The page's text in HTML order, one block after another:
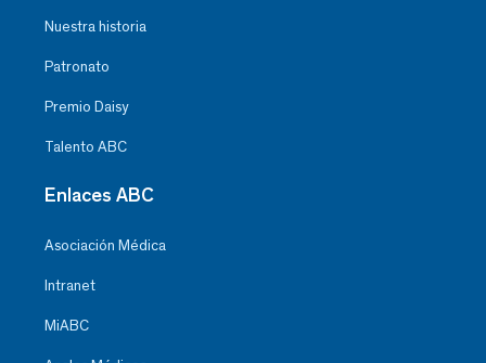
Nuestra historia
Patronato
Premio Daisy
Talento ABC
Enlaces ABC
Asociación Médica
Intranet
MiABC